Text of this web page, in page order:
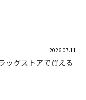
2026.07.11
ッグストアで買える